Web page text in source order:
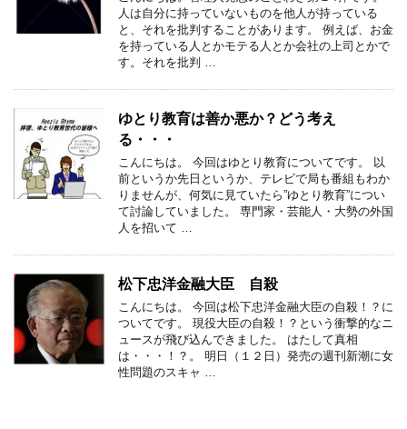
人は自分に持っていないものを他人が持っている
と、それを批判することがあります。 例えば、お金
を持っている人とかモテる人とか会社の上司とかで
す。それを批判 …
ゆとり教育は善か悪か？どう考え
る・・・
こんにちは。 今回はゆとり教育についてです。 以
前というか先日というか、テレビで局も番組もわか
りませんが、何気に見ていたら”ゆとり教育”につい
て討論していました。 専門家・芸能人・大勢の外国
人を招いて …
松下忠洋金融大臣 自殺
こんにちは。 今回は松下忠洋金融大臣の自殺！？に
ついてです。 現役大臣の自殺！？という衝撃的なニ
ュースが飛び込んできました。 はたして真相
は・・・！？。 明日（１２日）発売の週刊新潮に女
性問題のスキャ …